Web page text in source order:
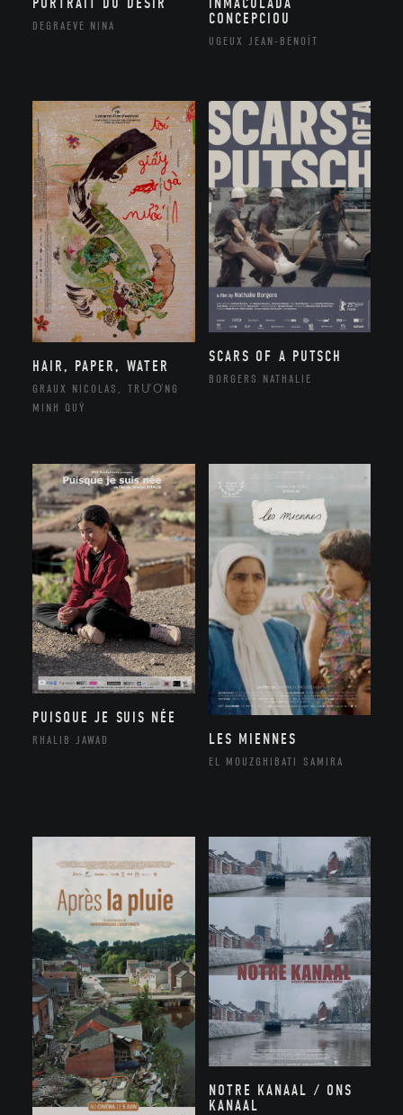
DEGRAEVE NINA
CONCEPCIOU
UGEUX JEAN-BENOÎT
HAIR, PAPER, WATER
GRAUX NICOLAS, TRƯƠNG
MINH QUÝ
SCARS OF A PUTSCH
BORGERS NATHALIE
PUISQUE JE SUIS NÉE
RHALIB JAWAD LES MIENNES
EL MOUZGHIBATI SAMIRA
NOTRE KANAAL / ONS
KANAAL